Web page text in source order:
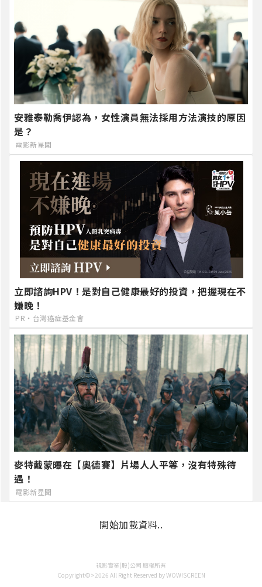
安雅泰勒喬伊認為，女性演員無法採用方法演技的原因
是？
電影新星聞
立即諮詢HPV！是對自己健康最好的投資，把握現在不
嫌晚！
PR・台灣癌症基金會
麥特戴蒙曝在【奧德賽】片場人人平等，沒有特殊待
遇！
電影新星聞
開始加載資料..
視影實業(股)公司 版權所有
Copyright©>2026 All Right Reserved by WOW!SCREEN